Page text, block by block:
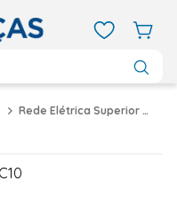
Rede Elétrica Superior Lavadora Electrolux LTC10